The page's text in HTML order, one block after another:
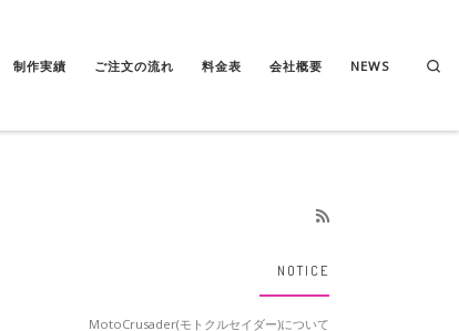
制作実績 ご注文の流れ 料金表 会社概要 NEWS
NOTICE
MotoCrusader(モトクルセイダー)について